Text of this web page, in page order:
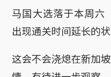
马国大选落于本周六
出现通关时间延长的状
这会不会浇熄在新加